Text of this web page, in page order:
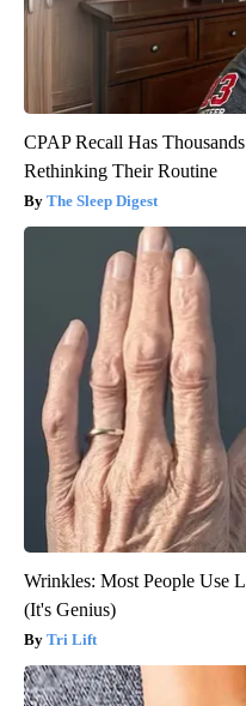
CPAP Recall Has
Rethinking Their Routine
The Sleep Digest
Wrinkles: Most People Use
(It's Genius)
Tri Lift